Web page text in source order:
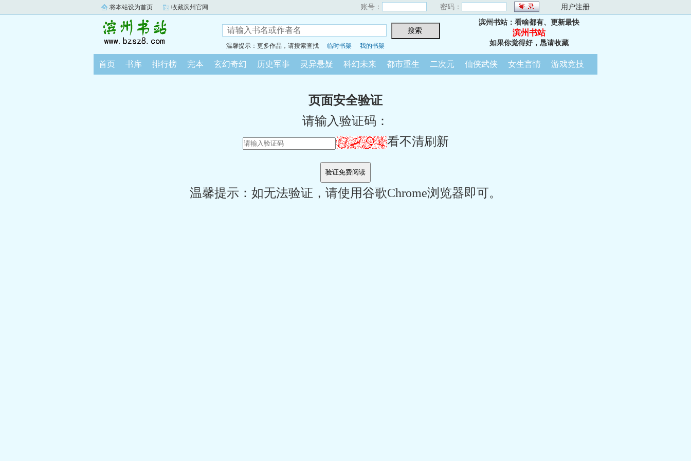
将本站设为首页 收藏滨州官网 账号： 密码： 用户注册
温馨提示：更多作品，请搜索查找 临时书架 我的书架
滨州书站：看啥都有、更新最快
滨州书站
如果你觉得好，恳请收藏
首页 书库 排行榜 完本 玄幻奇幻 历史军事 灵异悬疑 科幻未来 都市重生 二次元 仙侠武侠 女生言情 游戏竞技
页面安全验证
请输入验证码：
看不清刷新
温馨提示：如无法验证，请使用谷歌Chrome浏览器即可。